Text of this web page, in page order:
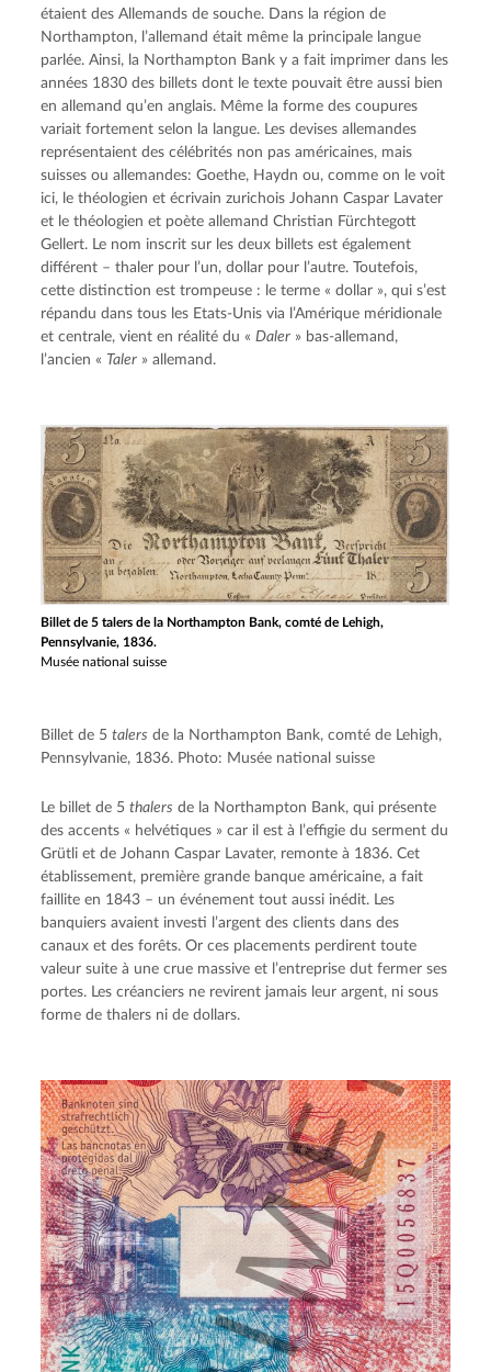
étaient des Allemands de souche. Dans la région de
Northampton, l’allemand était même la principale langue
parlée. Ainsi, la Northampton Bank y a fait imprimer dans les
années 1830 des billets dont le texte pouvait être aussi bien
en allemand qu’en anglais. Même la forme des coupures
variait fortement selon la langue. Les devises allemandes
représentaient des célébrités non pas américaines, mais
suisses ou allemandes: Goethe, Haydn ou, comme on le voit
ici, le théologien et écrivain zurichois Johann Caspar Lavater
et le théologien et poète allemand Christian Fürchtegott
Gellert. Le nom inscrit sur les deux billets est également
différent – thaler pour l’un, dollar pour l’autre. Toutefois,
cette distinction est trompeuse : le terme « dollar », qui s’est
répandu dans tous les Etats-Unis via l’Amérique méridionale
et centrale, vient en réalité du « Daler » bas-allemand,
l’ancien «Taler » allemand.
Billet de 5 talers de la Northampton Bank, comté de Lehigh,
Pennsylvanie, 1836.
Musée national suisse
Billet de 5talers de la Northampton Bank, comté de Lehigh,
Pennsylvanie, 1836. Photo: Musée national suisse
Le billet de 5thalers de la Northampton Bank, qui présente
des accents « helvétiques » car il est à l’effigie du serment du
Grütli et de Johann Caspar Lavater, remonte à 1836. Cet
établissement, première grande banque américaine, a fait
faillite en 1843 – un événement tout aussi inédit. Les
banquiers avaient investi l’argent des clients dans des
canaux et des forêts. Or ces placements perdirent toute
valeur suite à une crue massive et l’entreprise dut fermer ses
portes. Les créanciers ne revirent jamais leur argent, ni sous
forme de thalers ni de dollars.